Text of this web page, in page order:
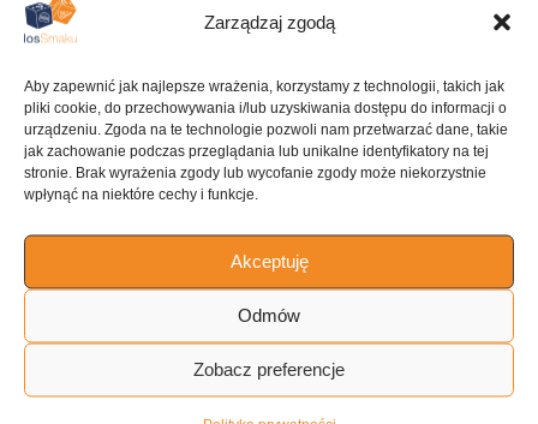
Zarządzaj zgodą
Aby zapewnić jak najlepsze wrażenia, korzystamy z technologii, takich jak
pliki cookie, do przechowywania i/lub uzyskiwania dostępu do informacji o
urządzeniu. Zgoda na te technologie pozwoli nam przetwarzać dane, takie
jak zachowanie podczas przeglądania lub unikalne identyfikatory na tej
stronie. Brak wyrażenia zgody lub wycofanie zgody może niekorzystnie
wpłynąć na niektóre cechy i funkcje.
Akceptuję
Odmów
Zobacz preferencje
Desery
8 porcji
Tagi:
Dessert Obiad/Przekąski Owoce Australijskie